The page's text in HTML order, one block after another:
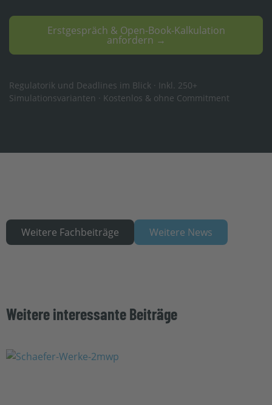
Erstgespräch & Open-Book-Kalkulation
anfordern →
Regulatorik und Deadlines im Blick · Inkl. 250+
Simulationsvarianten · Kostenlos & ohne Commitment
Weitere Fachbeiträge Weitere News
Weitere interessante Beiträge